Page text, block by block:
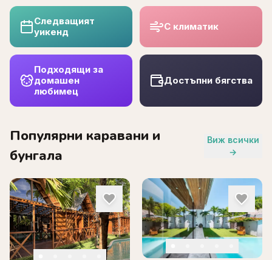
Следващият
уикенд
С климатик
Подходящи за
домашен
любимец
Достъпни бягства
Популярни каравани и
бунгала
Виж всички
→